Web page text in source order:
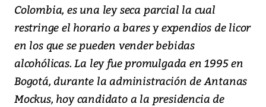
Colombia, es una ley seca parcial la cual
restringe el horario a bares y expendios de licor
en los que se pueden vender bebidas
alcohólicas. La ley fue promulgada en 1995 en
Bogotá, durante la administración de Antanas
Mockus, hoy candidato a la presidencia de